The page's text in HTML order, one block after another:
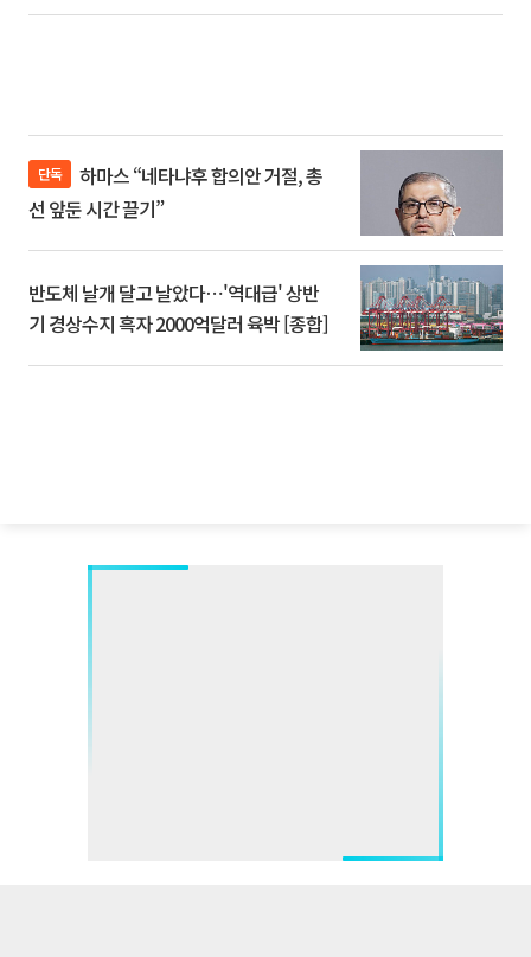
단독
선 앞둔 시간 끌기”
반도체 날개 달고 날았다⋯'역대급' 상반
기 경상수지 흑자 2000억달러 육박 [종합]